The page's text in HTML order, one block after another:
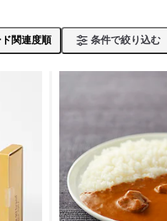
関連度順 条件で絞り込む